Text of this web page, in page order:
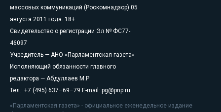
массовых коммуникаций (Роскомнадзор) 05
августа 2011 года. 18+
Свидетельство о регистрации Эл № ФС77-
46097
Учредитель — АНО «Парламентская газета»
Исполняющий обязанности главного
редактора — Абдуллаев М.Р.
Тел.: +7 (495) 637–69–79 E-mail: pg@pnp.ru
«Парламентская газета» - официальное еженедельное издание